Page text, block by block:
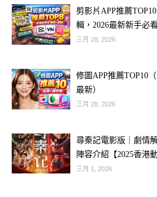
剪影片APP推薦
輯，2026最新新手必看
三月 28, 2026
修圖APP推薦TOP10
最新）
三月 28, 2026
尋秦記電影版｜劇情
陣容介紹【2025香港
三月 1, 2026